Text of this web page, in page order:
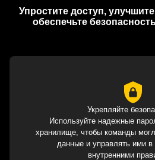
Упростите доступ,
обеспечьте
Укрепляйте
Используйте надежные
хранилище, чтобы команды
данные и управлять ими в
внутренними